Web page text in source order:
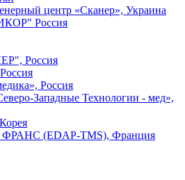
центр «Сканер», Украина
Россия
Россия
Россия
Западные Технологии - мед»,
(EDAP-TMS), Франция